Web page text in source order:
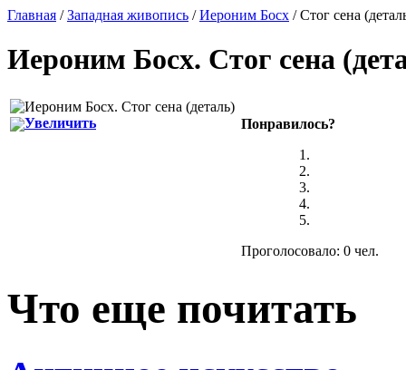
Главная /Западная живопись /Иероним Босх / Стог сена
Иероним Босх. Стог сена
Увеличить Понравилось?
Проголосовало: 0 чел.
Что еще почитать